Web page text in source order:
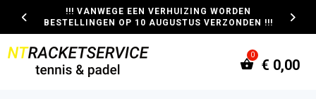
!!! VANWEGE EEN VERHUIZING WORDEN
BESTELLINGEN OP 10 AUGUSTUS VERZONDEN !!!
€ 0,00